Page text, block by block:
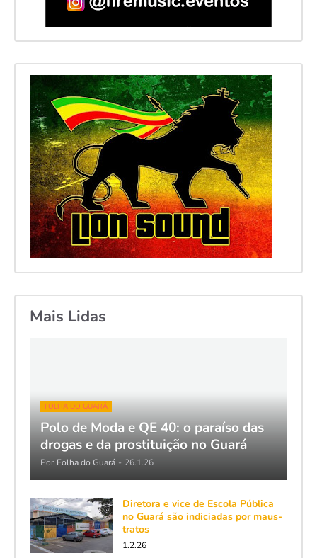
Mais Lidas
FOLHA DO GUARÁ
Polo de Moda e QE 40: o paraíso das
drogas e da prostituição no Guará
Por Folha do Guará - 26.1.26
Diretora e vice de Escola Pública
no Guará são indiciadas por maus-
tratos
1.2.26